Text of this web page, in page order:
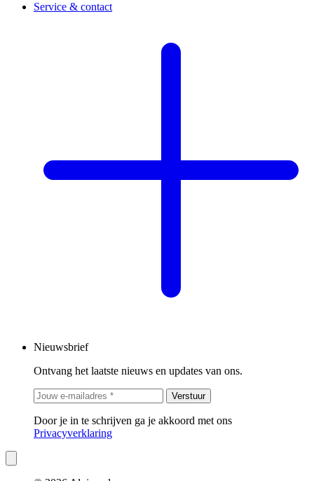
Service & contact
Nieuwsbrief
Ontvang het laatste nieuws en updates van ons.
Verstuur
Door je in te schrijven ga je akkoord met ons
Privacyverklaring